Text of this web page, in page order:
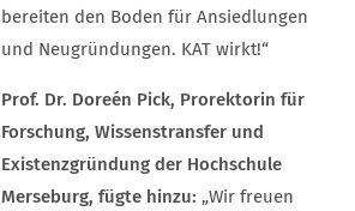
bereiten den Boden für Ansiedlungen
und Neugründungen. KAT wirkt!“
Prof. Dr. Doreén Pick, Prorektorin für
Forschung, Wissenstransfer und
Existenzgründung der Hochschule
Merseburg, fügte hinzu: „Wir freuen